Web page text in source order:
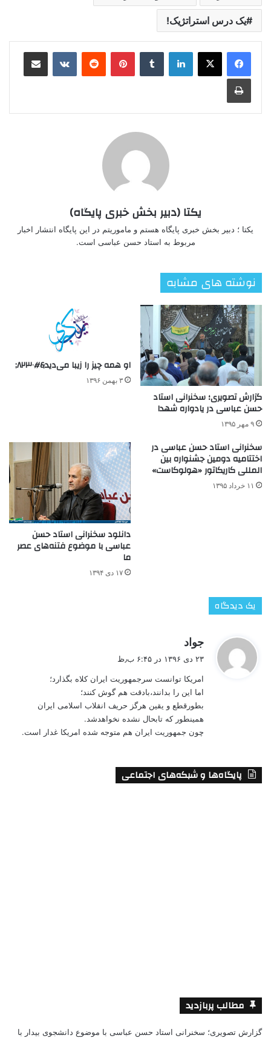
یک درس استراتژیک!
لینکدین ‫تامبلر ‫پین‌ترست‫رددیت ‫VKontakteاشتراک گذاری از طریق ایمیل
چاپ
یکتا (دبیر بخش خبری پایگاه)
یکتا ؛ دبیر بخش خبری پایگاه هستم و ماموریتم در این پایگاه انتشار اخبار
مربوط به استاد حسن عباسی است.
نوشته های مشابه
گزارش تصویری؛ سخنرانی استاد
حسن عباسی در یادواره شهدا
۹ مهر ۱۳۹۵
او همه چیز را زیبا می‌دید&#۸۲۳۰;
۳ بهمن ۱۳۹۶
سخنرانی استاد حسن عباسی در
اختتامیه دومین جشنواره بین
المللی كاریكاتور «هولوكاست»
۱۱ خرداد ۱۳۹۵
دانلود سخنرانی استاد حسن
عباسی با موضوع فتنه‌های عصر
ما
۱۷ دی ۱۳۹۴
یک دیدگاه
جواد
۲۳ دی ۱۳۹۶ در ۶:۴۵ ب٫ظ
امریکا توانست سرجمهوریت ایران کلاه بگذارد؛
اما این را بدانند،بادقت هم گوش کنند؛
بطورقطع و یقین هرگز حریف انقلاب اسلامی ایران
همینطور که تابحال نشده نخواهدشد.
چون جمهوریت ایران هم متوجه شده امریکا غدار است.
پایگاه‌ها و شبکه‌های اجتماعی
مطالب پربازدید
گزارش تصویری؛ سخنرانی استاد حسن عباسی با موضوع دانشجوی بیدار با